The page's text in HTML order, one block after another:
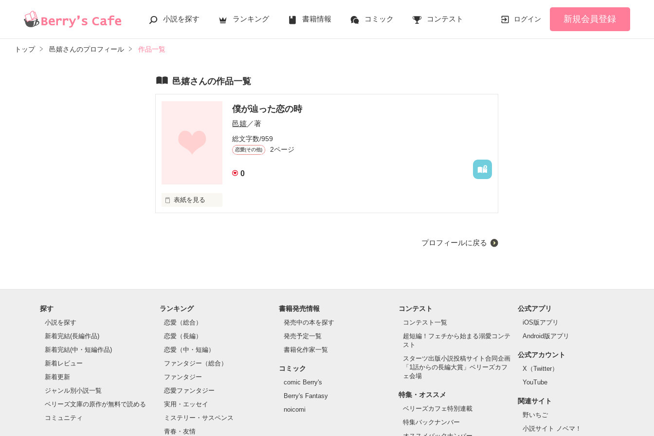
小説を探す ランキング 書籍情報 コミック コンテスト ログイン 新規会員登録
トップ 邑嬉さんのプロフィール 作品一覧
邑嬉さんの作品一覧
僕が辿った恋の時
邑嬉／著
総文字数/959
恋愛(その他) 2ページ
0
表紙を見る
作品を読む
プロフィールに戻る
探す
小説を探す
新着完結(長編作品)
新着完結(中・短編作品)
新着レビュー
新着更新
ジャンル別小説一覧
ベリーズ文庫の原作が無料で読める
コミュニティ
ランキング
恋愛（総合）
恋愛（長編）
恋愛（中・短編）
ファンタジー（総合）
ファンタジー
恋愛ファンタジー
実用・エッセイ
ミステリー・サスペンス
青春・友情
書籍発売情報
発売中の本を探す
発売予定一覧
書籍化作家一覧
コミック
comic Berry's
Berry's Fantasy
noicomi
コンテスト
コンテスト一覧
超短編！フェチから始まる溺愛コンテ
スト
スターツ出版小説投稿サイト合同企画
「1話からの長編大賞」ベリーズカフ
ェ会場
特集・オススメ
ベリーズカフェ特別連載
特集バックナンバー
公式アプリ
iOS版アプリ
Android版アプリ
公式アカウント
X（Twitter）
YouTube
関連サイト
野いちご
小説サイト ノベマ！